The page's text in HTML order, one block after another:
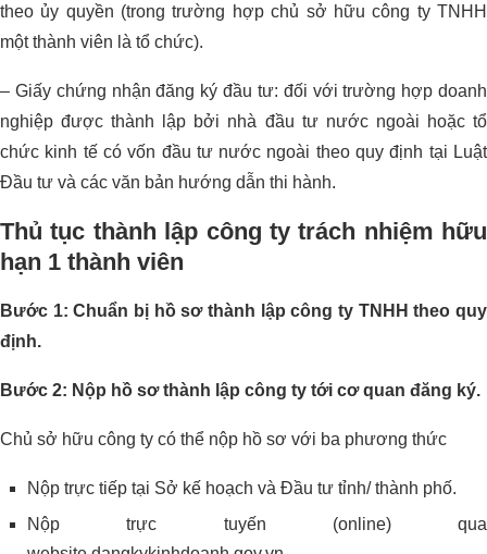
theo ủy quyền (trong trường hợp chủ sở hữu công ty TNHH
một thành viên là tổ chức).
– Giấy chứng nhận đăng ký đầu tư: đối với trường hợp doanh
nghiệp được thành lập bởi nhà đầu tư nước ngoài hoặc tổ
chức kinh tế có vốn đầu tư nước ngoài theo quy định tại Luật
Đầu tư và các văn bản hướng dẫn thi hành.
Thủ tục thành lập công ty trách nhiệm hữu
hạn 1 thành viên
Bước 1: Chuẩn bị hồ sơ thành lập công ty TNHH theo quy
định.
Bước 2: Nộp hồ sơ thành lập công ty tới cơ quan đăng ký.
Chủ sở hữu công ty có thể nộp hồ sơ với ba phương thức
Nộp trực tiếp tại Sở kế hoạch và Đầu tư tỉnh/ thành phố.
Nộp trực tuyến (online) qua